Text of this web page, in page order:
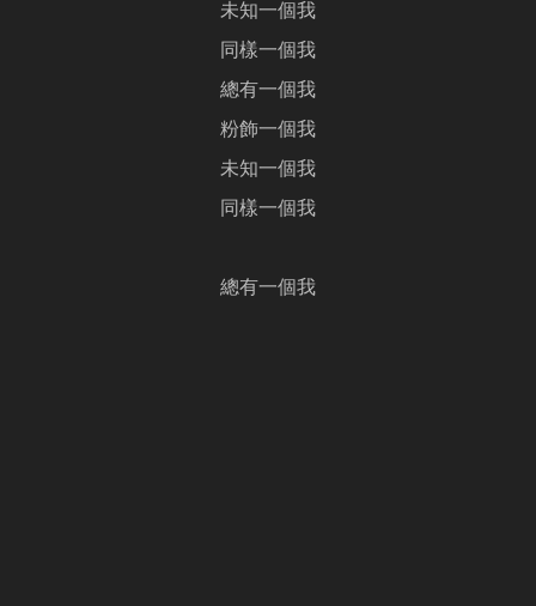
未知一個我
同樣一個我
總有一個我
粉飾一個我
未知一個我
同樣一個我
總有一個我